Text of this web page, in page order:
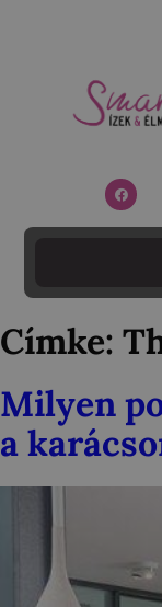
Címke:
Milyen
a